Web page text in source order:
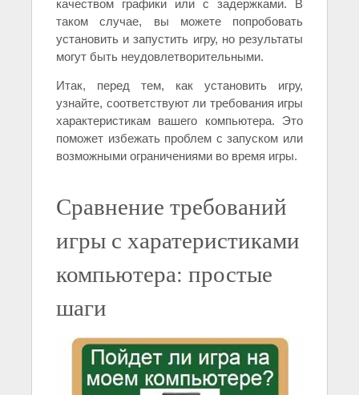
качеством графики или с задержками. В
таком случае, вы можете попробовать
установить и запустить игру, но результаты
могут быть неудовлетворительными.
Итак, перед тем, как установить игру,
узнайте, соответствуют ли требования игры
характеристикам вашего компьютера. Это
поможет избежать проблем с запуском или
возможными ограничениями во время игры.
Сравнение требований
игры с харатеристиками
компьютера: простые
шаги